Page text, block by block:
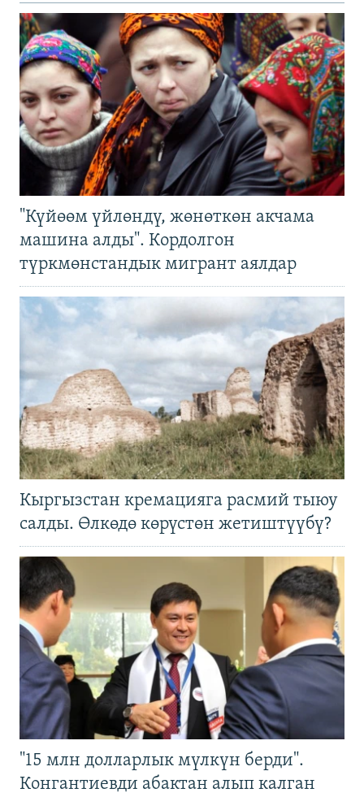
"Күйөөм үйлөндү, жөнөткөн акчама
машина алды". Кордолгон
түркмөнстандык мигрант аялдар
Кыргызстан кремацияга расмий тыюу
салды. Өлкөдө көрүстөн жетиштүүбү?
"15 млн долларлык мүлкүн берди".
Конгантиевди абактан алып калган